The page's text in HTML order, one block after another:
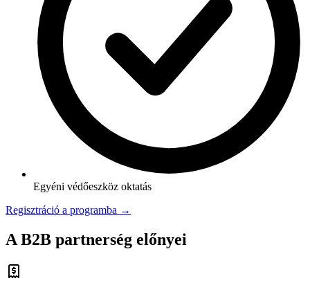
Egyéni védőeszköz oktatás
Regisztráció a programba →
A B2B partnerség előnyei